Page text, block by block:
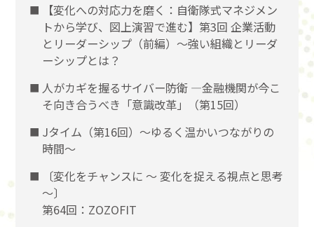
【変化への対応力を磨く：自衛隊式マネジメン
トから学び、図上演習で進む】第3回 企業活動
とリーダーシップ（前編）〜強い組織とリーダ
ーシップとは？
人がカギを握るサイバー防衛 ―金融機関が今こ
そ向き合うべき「意識改革」（第15回）
Jタイム（第16回）～ゆるく温かいつながりの
時間～
〔変化をチャンスに 〜 変化を捉える視点と思考
〜〕
第64回：ZOZOFIT